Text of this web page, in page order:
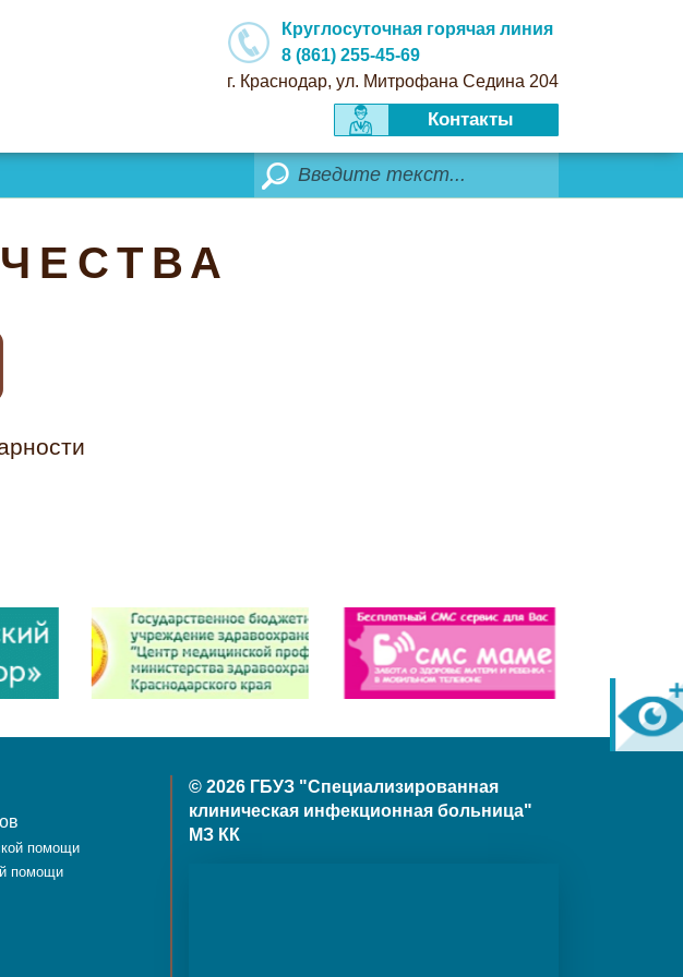
Круглосуточная горячая линия
8 (861) 255-45-69
г. Краснодар, ул. Митрофана Седина 204
Контакты
Поиск
помощи
помощи
© 2026 ГБУЗ "Специализированная
клиническая инфекционная больница"
МЗ КК